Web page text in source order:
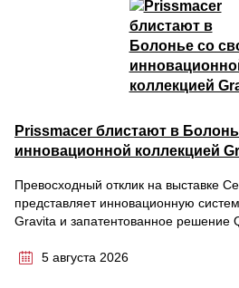
Prissmacer блистают в
инновационной коллекцией
Превосходный отклик на выставке
представляет инновационную
Gravita и запатентованное решение
5 августа 2026